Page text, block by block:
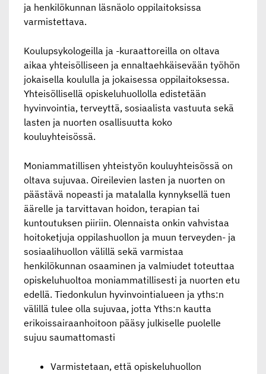
ja henkilökunnan läsnäolo oppilaitoksissa
varmistettava.
Koulupsykologeilla ja -kuraattoreilla on oltava
aikaa yhteisölliseen ja ennaltaehkäisevään työhön
jokaisella koululla ja jokaisessa oppilaitoksessa.
Yhteisöllisellä opiskeluhuollolla edistetään
hyvinvointia, terveyttä, sosiaalista vastuuta sekä
lasten ja nuorten osallisuutta koko
kouluyhteisössä.
Moniammatillisen yhteistyön kouluyhteisössä on
oltava sujuvaa. Oireilevien lasten ja nuorten on
päästävä nopeasti ja matalalla kynnyksellä tuen
äärelle ja tarvittavan hoidon, terapian tai
kuntoutuksen piiriin. Olennaista onkin vahvistaa
hoitoketjuja oppilashuollon ja muun terveyden- ja
sosiaalihuollon välillä sekä varmistaa
henkilökunnan osaaminen ja valmiudet toteuttaa
opiskeluhuoltoa moniammatillisesti ja nuorten etu
edellä. Tiedonkulun hyvinvointialueen ja yths:n
välillä tulee olla sujuvaa, jotta Yths:n kautta
erikoissairaanhoitoon pääsy julkiselle puolelle
sujuu saumattomasti
Varmistetaan, että opiskeluhuollon